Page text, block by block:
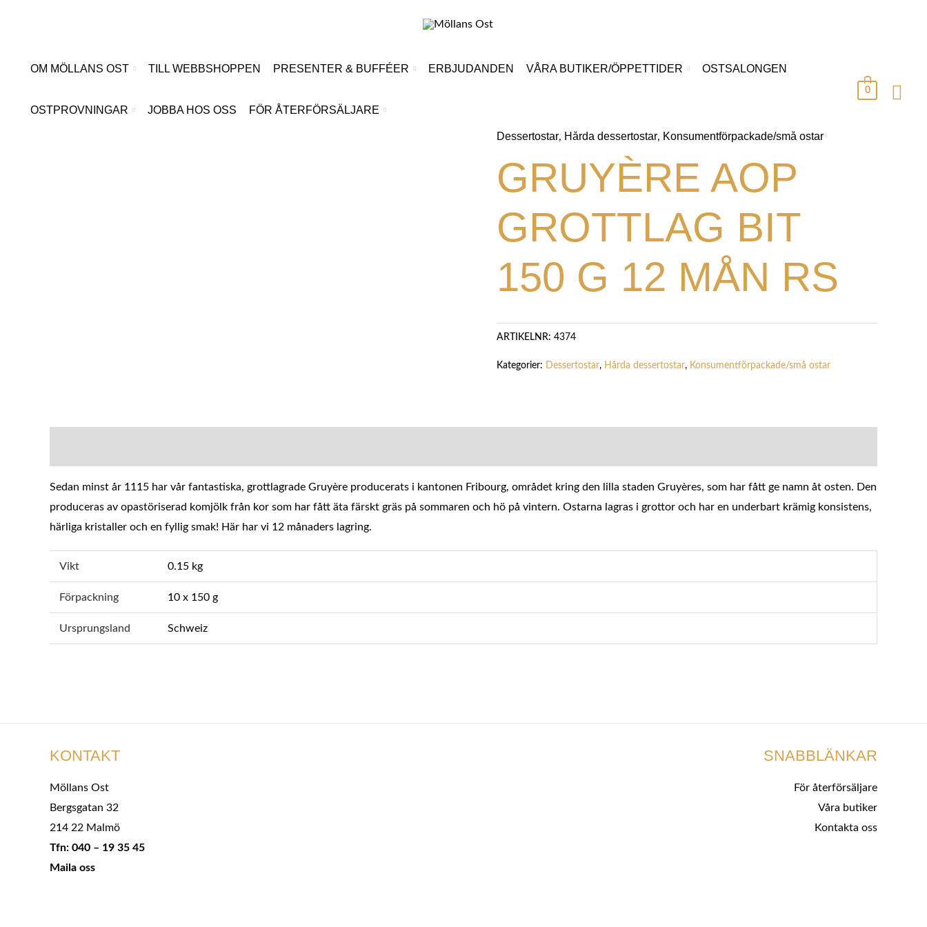
OM MÖLLANS OST TILL WEBBSHOPPEN PRESENTER & BUFFÉER ERBJUDANDEN VÅRA BUTIKER/ÖPPETTIDER OSTSALONGEN
OSTPROVNINGAR JOBBA HOS OSS FÖR ÅTERFÖRSÄLJARE
0
Dessertostar, Hårda dessertostar, Konsumentförpackade/små ostar
GRUYÈRE AOP
GROTTLAG BIT
150 G 12 MÅN RS
ARTIKELNR: 4374
Kategorier: Dessertostar, Hårda dessertostar, Konsumentförpackade/små ostar
Sedan minst år 1115 har vår fantastiska, grottlagrade Gruyère producerats i kantonen Fribourg, området kring den lilla staden Gruyères, som har fått ge namn åt osten. Den
produceras av opastöriserad komjölk från kor som har fått äta färskt gräs på sommaren och hö på vintern. Ostarna lagras i grottor och har en underbart krämig konsistens,
härliga kristaller och en fyllig smak! Här har vi 12 månaders lagring.
Vikt 0.15 kg
Förpackning 10 x 150 g
Ursprungsland Schweiz
KONTAKT
Möllans Ost
Bergsgatan 32
214 22 Malmö
Tfn: 040 – 19 35 45
Maila oss
SNABBLÄNKAR
För återförsäljare
Våra butiker
Kontakta oss